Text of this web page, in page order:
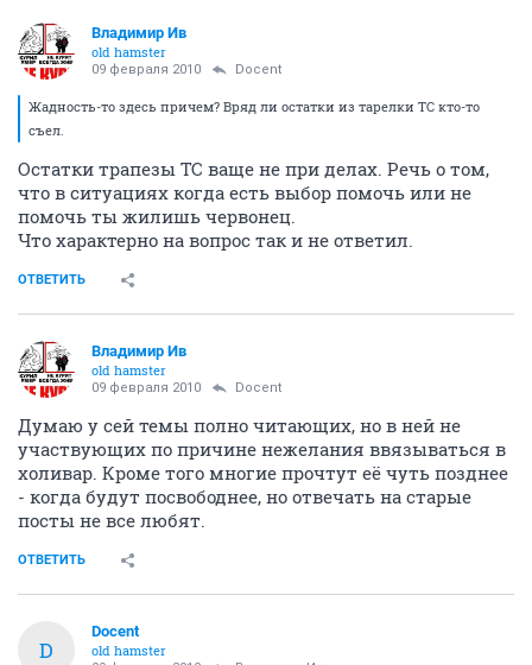
Владимир Ив
old hamster
09 февраля 2010 Docent
Жадность-то здесь причем? Вряд ли остатки из тарелки ТС кто-то
съел.
Остатки трапезы ТС ваще не при делах. Речь о том,
что в ситуациях когда есть выбор помочь или не
помочь ты жилишь червонец.
Что характерно на вопрос так и не ответил.
ОТВЕТИТЬ
Владимир Ив
old hamster
09 февраля 2010 Docent
Думаю у сей темы полно читающих, но в ней не
участвующих по причине нежелания ввязываться в
холивар. Кроме того многие прочтут её чуть позднее
- когда будут посвободнее, но отвечать на старые
посты не все любят.
ОТВЕТИТЬ
D
Docent
old hamster